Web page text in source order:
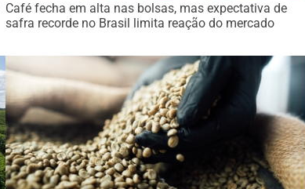
Café fecha em alta nas bolsas, mas expectativa de
safra recorde no Brasil limita reação do mercado